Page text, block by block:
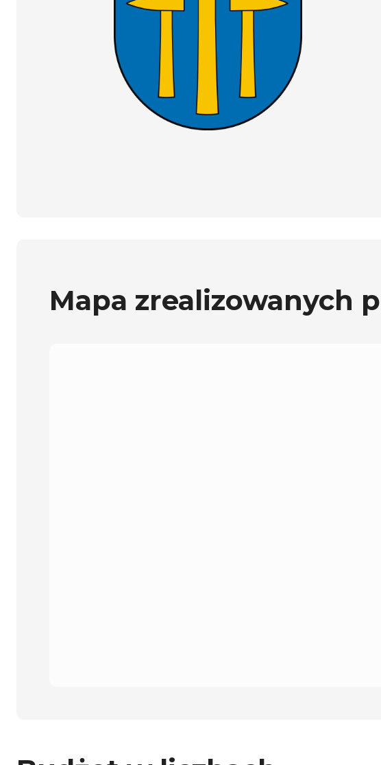
Mapa zrealizowanych